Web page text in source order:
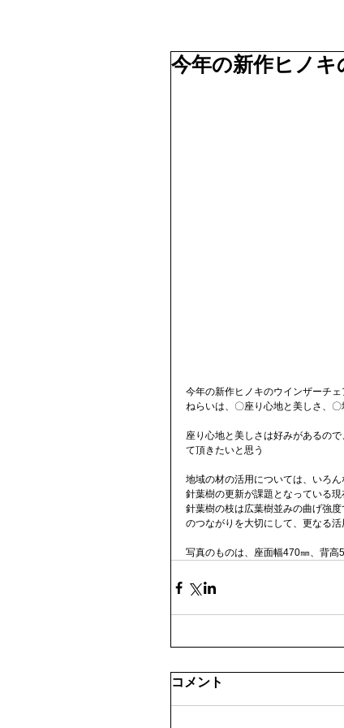
今年の新作ヒノキ
今年の新作ヒノキのウインザーチェ
ねらいは、〇座り心地と美しさ、
座り心地と美しさは好みがあるの
て頂きたいと思う
地域の材の活用については、いろ
針葉樹の更新が課題となっている
針葉樹の枝は広葉樹並みの曲げ強
のつながりを大切にして、更なる
写真のものは、座面幅470㎜、背高
コメント